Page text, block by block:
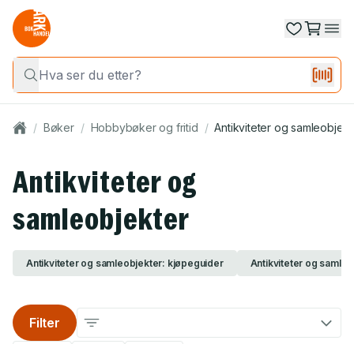
/ Bøker / Hobbybøker og fritid / Antikviteter og
Antikviteter og
samleobjekter
Antikviteter og samleobjekter: kjøpeguider Antikviteter og
Filter